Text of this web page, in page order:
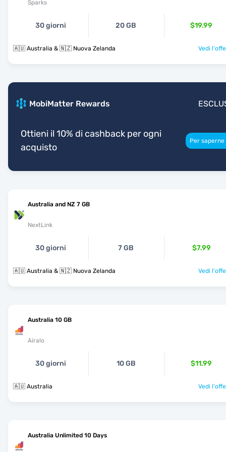
Sparks
30 giorni 20 GB $19.99
🇦🇺 Australia & 🇳🇿 Nuova Zelanda Vedi
MobiMatter Rewards
Ottieni il 10% di cashback per ogni
acquisto
Per saperne
Australia and NZ 7 GB
NextLink
30 giorni 7 GB $7.99
🇦🇺 Australia & 🇳🇿 Nuova Zelanda Vedi
Australia 10 GB
Airalo
30 giorni 10 GB $11.99
🇦🇺 Australia Vedi
Australia Unlimited 10 Days